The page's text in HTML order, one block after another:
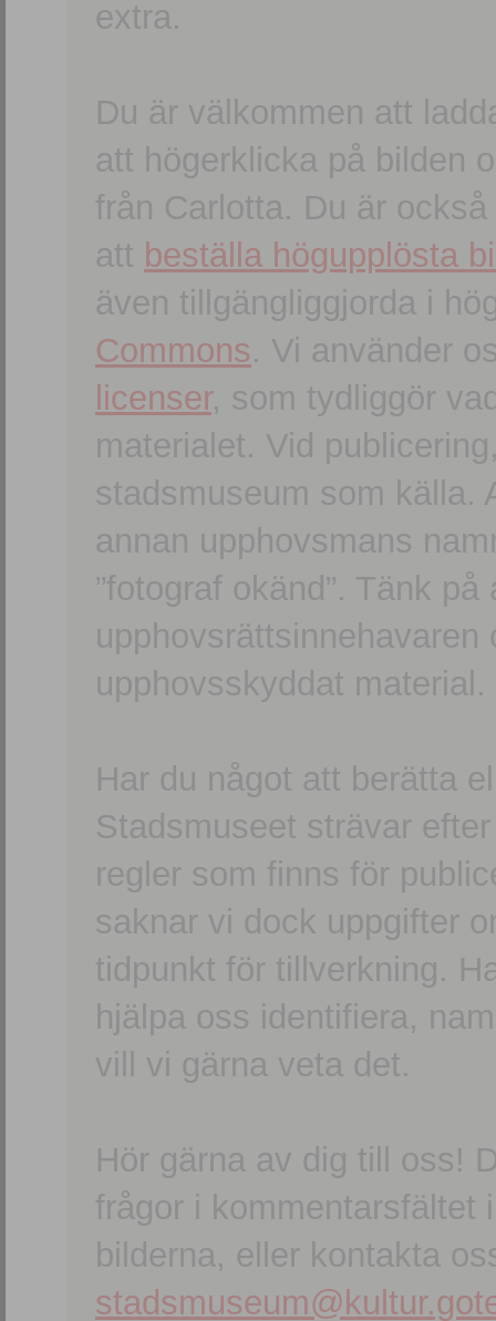
extra.
Du är välkommen att
att högerklicka på bilden
från Carlotta. Du är
att beställa högupplösta
även tillgängliggjorda i
Commons. Vi använder
licenser, som tydliggör
materialet. Vid
stadsmuseum som källa.
annan upphovsmans
”fotograf okänd”. Tänk
upphovsskyddat material.
Har du något att berätta
Stadsmuseet strävar
regler som finns för
saknar vi dock uppgifter
tidpunkt för tillverkning.
hjälpa oss identifiera,
vill vi gärna veta det.
Hör gärna av dig till oss!
frågor i kommentarsfältet
bilderna, eller kontakta